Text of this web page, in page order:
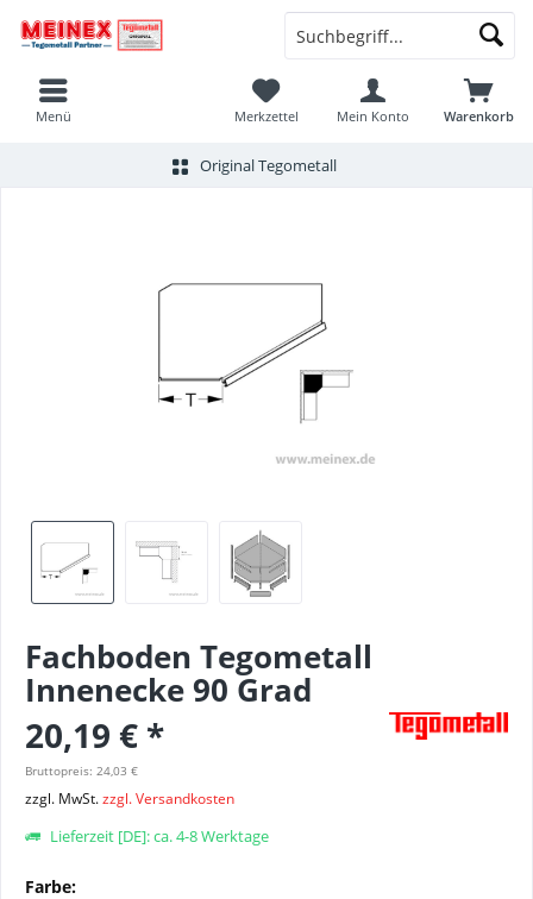
Menü Warenkorb
Merkzettel Mein Konto
Original Tegometall
Fachboden Tegometall
Innenecke 90 Grad
20,19 € *
Bruttopreis: 24,03 €
zzgl. MwSt.zzgl. Versandkosten
Lieferzeit [DE]: ca. 4-8 Werktage
Farbe: